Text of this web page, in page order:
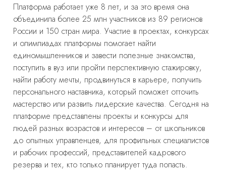
Платформа работает уже 8 лет, и за это время она
объединила более 25 млн участников из 89 регионов
России и 150 стран мира. Участие в проектах, конкурсах
и олимпиадах платформы помогает найти
единомышленников и завести полезные знакомства,
поступить в вуз или пройти перспективную стажировку,
найти работу мечты, продвинуться в карьере, получить
персонального наставника, который поможет отточить
мастерство или развить лидерские качества. Сегодня на
платформе представлены проекты и конкурсы для
людей разных возрастов и интересов – от школьников
до опытных управленцев, для профильных специалистов
и рабочих профессий, представителей кадрового
резерва и тех, кто только планирует туда попасть.